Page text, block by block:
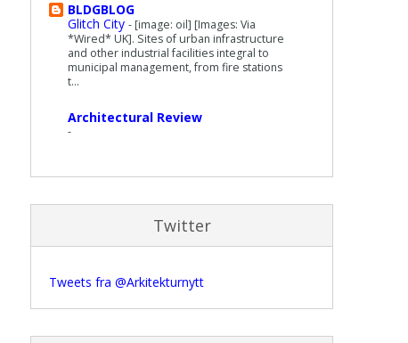
BLDGBLOG
Glitch City - [image: oil] [Images: Via
*Wired* UK]. Sites of urban infrastructure
and other industrial facilities integral to
municipal management, from fire stations
t...
Architectural Review
-
Twitter
Tweets fra @Arkitekturnytt